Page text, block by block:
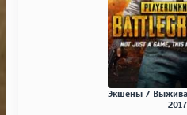
Экшены /
2017